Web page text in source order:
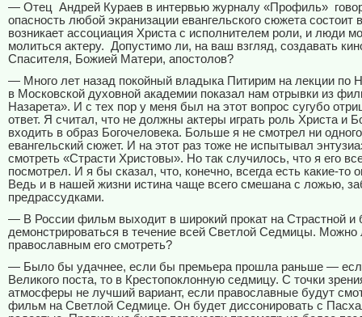
— Отец Андрей Кураев в интервью журналу «Профиль»
опасность любой экранизации евангельского сюжета состоит
возникает ассоциация Христа с исполнителем роли, и люди
молиться актеру. Допустимо ли, на ваш взгляд, создавать
Спасителя, Божией Матери, апостолов?
— Много лет назад покойный владыка Питирим на лекции по
в Московской духовной академии показал нам отрывки из
Назарета». И с тех пор у меня был на этот вопрос сугубо
ответ. Я считал, что не должны актеры играть роль Христа и
входить в образ Богочеловека. Больше я не смотрел ни
евангельский сюжет. И на этот раз тоже не испытывал
смотреть «Страсти Христовы». Но так случилось, что я его
посмотрел. И я бы сказал, что, конечно, всегда есть какие-то
Ведь и в нашей жизни истина чаще всего смешана с ложью,
предрассудками.
— В России фильм выходит в широкий прокат на Страстной и
демонстрироваться в течение всей Светлой Седмицы. Можно
православным его смотреть?
— Было бы удачнее, если бы премьера прошла раньше —
Великого поста, то в Крестопоклонную седмицу. С точки
атмосферы не лучший вариант, если православные будут
фильм на Светлой Седмице. Он будет диссонировать с